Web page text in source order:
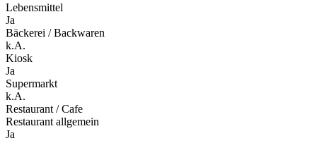
Lebensmittel
Ja
Bäckerei / Backwaren
k.A.
Kiosk
Ja
Supermarkt
k.A.
Restaurant / Cafe
Restaurant allgemein
Ja